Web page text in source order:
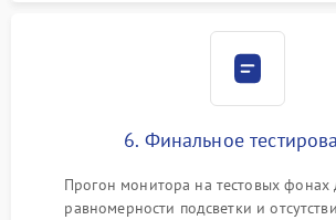
6. Финальное
Прогон монитора на тестовых фонах
равномерности подсветки и